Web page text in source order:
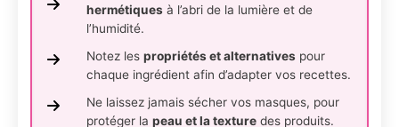
hermétiques à l’abri de la lumière et de
l’humidité.
Notez lespropriétés et alternatives pour
chaque ingrédient afin d’adapter vos recettes.
Ne laissez jamais sécher vos masques, pour
protéger lapeau et la texture des produits.